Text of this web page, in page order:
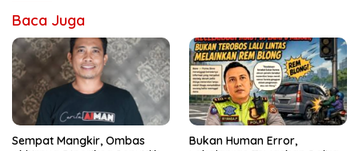
Baca Juga
Sempat Mangkir, Ombas
Bukan Human Error,